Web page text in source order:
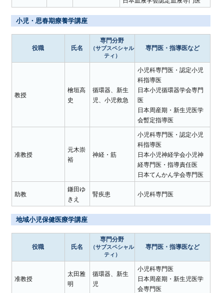
小児・思春期療養学講座
役職 氏名
専門分野
（サブスペシャル
ティ）
専門医・指導医など
教授
檜垣高
史
循環器、新生
児、小児救急
小児科専門医・認定小児
科指導医
日本小児循環器学会専門
医
日本周産期・新生児医学
会暫定指導医
准教授
元木崇
裕
神経・筋
小児科専門医・認定小児
科指導医
日本小児神経学会小児神
経専門医・指導責任医
日本てんかん学会専門医
助教
鎌田ゆ
きえ
腎疾患 小児科専門医
地域小児保健医療学講座
役職 氏名
専門分野
（サブスペシャル
ティ）
専門医・指導医など
准教授
太田雅
明
循環器、新生
児
小児科専門医
日本周産期・新生児医学
会専門医